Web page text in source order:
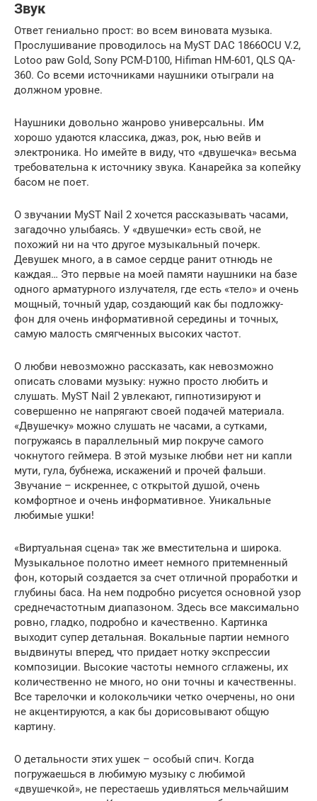
Звук
Ответ гениально прост: во всем виновата музыка.
Прослушивание проводилось на MyST DAC 1866OCU V.2,
Lotoo paw Gold, Sony PCM-D100, Hifiman HM-601, QLS QA-
360. Со всеми источниками наушники отыграли на
должном уровне.
Наушники довольно жанрово универсальны. Им
хорошо удаются классика, джаз, рок, нью вейв и
электроника. Но имейте в виду, что «двушечка» весьма
требовательна к источнику звука. Канарейка за копейку
басом не поет.
О звучании MyST Nail 2 хочется рассказывать часами,
загадочно улыбаясь. У «двушечки» есть свой, не
похожий ни на что другое музыкальный почерк.
Девушек много, а в самое сердце ранит отнюдь не
каждая… Это первые на моей памяти наушники на базе
одного арматурного излучателя, где есть «тело» и очень
мощный, точный удар, создающий как бы подложку-
фон для очень информативной середины и точных,
самую малость смягченных высоких частот.
О любви невозможно рассказать, как невозможно
описать словами музыку: нужно просто любить и
слушать. MyST Nail 2 увлекают, гипнотизируют и
совершенно не напрягают своей подачей материала.
«Двушечку» можно слушать не часами, а сутками,
погружаясь в параллельный мир покруче самого
чокнутого геймера. В этой музыке любви нет ни капли
мути, гула, бубнежа, искажений и прочей фальши.
Звучание – искреннее, с открытой душой, очень
комфортное и очень информативное. Уникальные
любимые ушки!
«Виртуальная сцена» так же вместительна и широка.
Музыкальное полотно имеет немного притемненный
фон, который создается за счет отличной проработки и
глубины баса. На нем подробно рисуется основной узор
среднечастотным диапазоном. Здесь все максимально
ровно, гладко, подробно и качественно. Картинка
выходит супер детальная. Вокальные партии немного
выдвинуты вперед, что придает нотку экспрессии
композиции. Высокие частоты немного сглажены, их
количественно не много, но они точны и качественны.
Все тарелочки и колокольчики четко очерчены, но они
не акцентируются, а как бы дорисовывают общую
картину.
О детальности этих ушек – особый спич. Когда
погружаешься в любимую музыку с любимой
«двушечкой», не перестаешь удивляться мельчайшим